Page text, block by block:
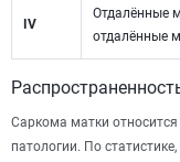
IV
Отдалённые
отдалённые
Саркома матки
патологии. По